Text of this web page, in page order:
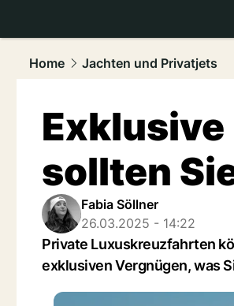
Home
Jachten und Privatjets
sollten
Fabia Söllner
26.03.2025 - 14:22
Private Luxuskreuzfahrten
exklusiven Vergnügen, was